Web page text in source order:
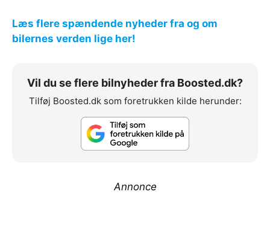
Læs flere spændende nyheder fra og om
bilernes verden lige her!
Vil du se flere bilnyheder fra Boosted.dk?
Tilføj Boosted.dk som foretrukken kilde herunder:
Annonce